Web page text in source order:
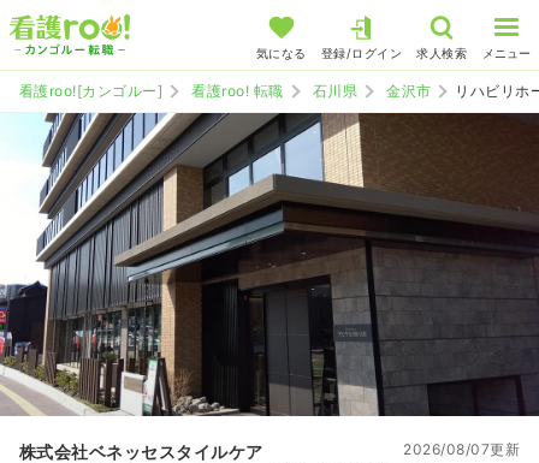
気になる 登録/ログイン 求人検索 メニュー
看護roo![カンゴルー] 看護roo! 転職 石川県 金沢市 リハビリホ
株式会社ベネッセスタイルケア 2026/08/07更新